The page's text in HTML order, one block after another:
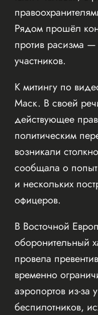
Рядом прошёл
против расизма
участников.
К митингу по
Маск. В своей
действующее
политическим
возникали
сообщала о
и нескольких
офицеров.
В Восточной
оборонительный
провела
временно
аэропортов из-за
беспилотников,